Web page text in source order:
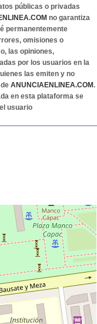
públicas o privadas
no garantiza
permanentemente
omisiones o
las opiniones,
por los usuarios en la
las emiten y no
ANUNCIAENLINEA.COM.
en esta plataforma se
usuario